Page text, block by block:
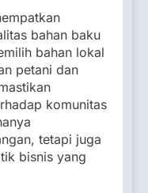
bahan baku
bahan lokal
petani dan
komunitas
tetapi juga
bisnis yang